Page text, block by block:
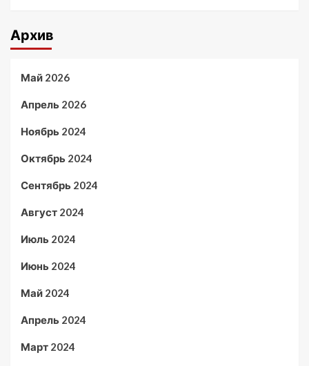
Архив
Май 2026
Апрель 2026
Ноябрь 2024
Октябрь 2024
Сентябрь 2024
Август 2024
Июль 2024
Июнь 2024
Май 2024
Апрель 2024
Март 2024